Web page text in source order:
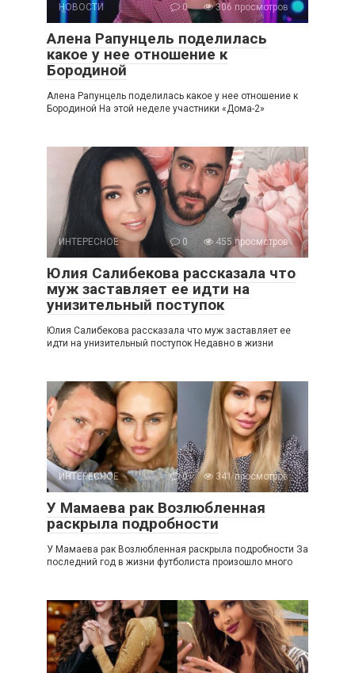
НОВОСТИ 0 306 просмотров
Алена Рапунцель поделилась
какое у нее отношение к
Бородиной
Алена Рапунцель поделилась какое у нее отношение к
Бородиной На этой неделе участники «Дома-2»
ИНТЕРЕСНОЕ 0 455 просмотров
Юлия Салибекова рассказала что
муж заставляет ее идти на
унизительный поступок
Юлия Салибекова рассказала что муж заставляет ее
идти на унизительный поступок Недавно в жизни
ИНТЕРЕСНОЕ 0 341 просмотров
У Мамаева рак Возлюбленная
раскрыла подробности
У Мамаева рак Возлюбленная раскрыла подробности За
последний год в жизни футболиста произошло много